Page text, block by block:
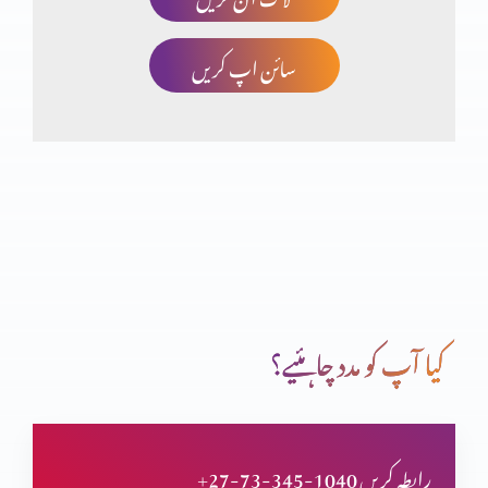
شگردوں کی تربیت
یہ کون ہے؟
سائن اپ کریں
کیا آپ کو مدد چاہئیے؟
+27-73-345-1040 رابطہ کریں